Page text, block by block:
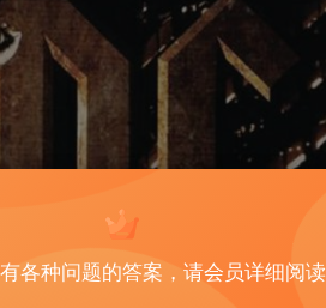
各种问题的答案，请会员详细阅读